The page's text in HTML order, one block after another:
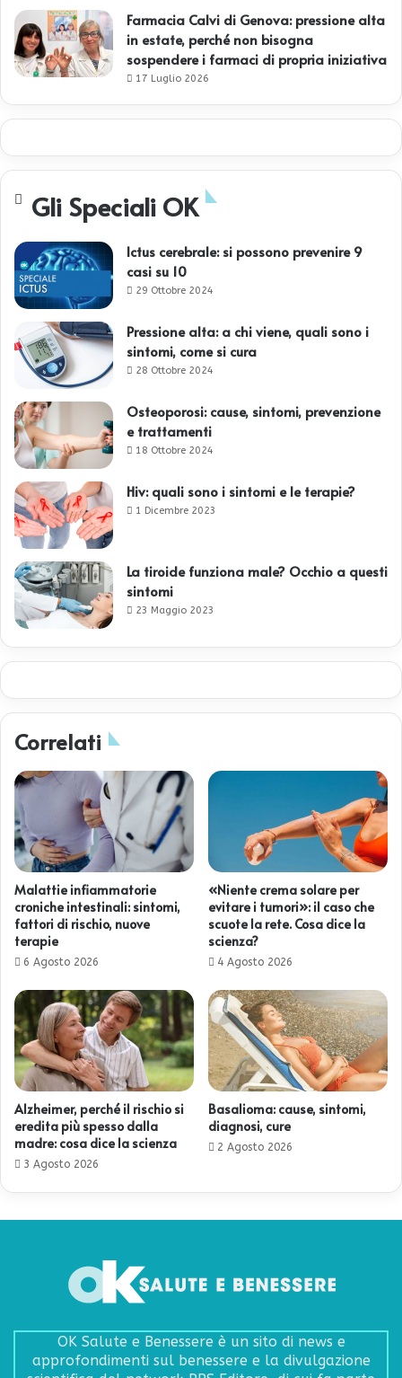
Farmacia Calvi di Genova: pressione alta
in estate, perché non bisogna
sospendere i farmaci di propria iniziativa
17 Luglio 2026
Gli Speciali OK
Ictus cerebrale: si possono prevenire 9
casi su 10
29 Ottobre 2024
Pressione alta: a chi viene, quali sono i
sintomi, come si cura
28 Ottobre 2024
Osteoporosi: cause, sintomi, prevenzione
e trattamenti
18 Ottobre 2024
Hiv: quali sono i sintomi e le terapie?
1 Dicembre 2023
La tiroide funziona male? Occhio a questi
sintomi
23 Maggio 2023
Correlati
Malattie infiammatorie
croniche intestinali: sintomi,
fattori di rischio, nuove
terapie
6 Agosto 2026
«Niente crema solare per
evitare i tumori»: il caso che
scuote la rete. Cosa dice la
scienza?
4 Agosto 2026
Alzheimer, perché il rischio si
eredita più spesso dalla
madre: cosa dice la scienza
3 Agosto 2026
Basalioma: cause, sintomi,
diagnosi, cure
2 Agosto 2026
OK Salute e Benessere è un sito di news e
approfondimenti sul benessere e la divulgazione